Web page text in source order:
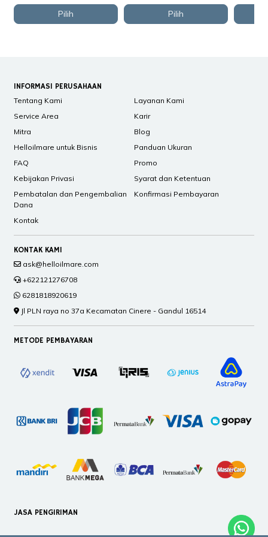
Pilih Pilih
INFORMASI PERUSAHAAN
Tentang Kami
Layanan Kami
Service Area
Karir
Mitra
Blog
Helloilmare untuk Bisnis
Panduan Ukuran
FAQ
Promo
Kebijakan Privasi
Syarat dan Ketentuan
Pembatalan dan Pengembalian
Dana
Konfirmasi Pembayaran
Kontak
KONTAK KAMI
ask@helloilmare.com
+622121276708
6281818920619
Jl PLN raya no 37a Kecamatan Cinere - Gandul 16514
METODE PEMBAYARAN
JASA PENGIRIMAN